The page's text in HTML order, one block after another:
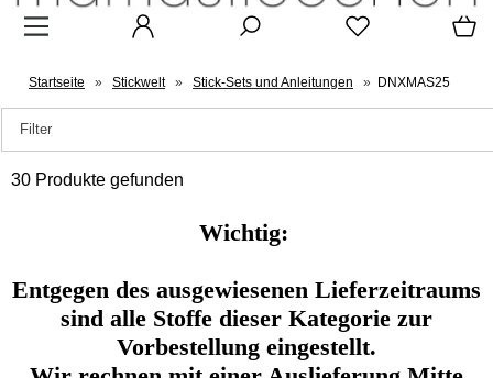
Startseite » Stickwelt » Stick-Sets und Anleitungen » DNXMAS25
Filter
30 Produkte gefunden
Wichtig:
Entgegen des ausgewiesenen Lieferzeitraums
sind alle Stoffe dieser Kategorie zur
Vorbestellung eingestellt.